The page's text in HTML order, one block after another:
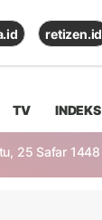
retizen.id
TV INDEKS
25 Safar 1448